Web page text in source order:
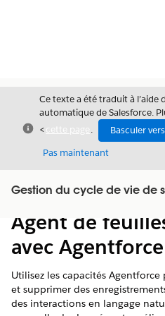
Fermer
Ce texte a été traduit à
automatique de Salesforce.
<cette page .
Basculer
Pas maintenant
Gestion du cycle de vie de
Afficher la table des
Table des
matières
Agent de
avec Agentforce
Utilisez les capacités
et supprimer des
des interactions en langage